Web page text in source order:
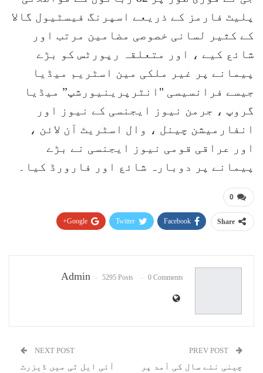
پلیٹ فارمز کے ذریعے اسپرنگ فیسٹیول گالا
کے کثیر لسانی خصوصی مضامین مرتب اور
شائع کیے ، اور متعلقہ رپورٹس کو بڑے
پیمانے پر غیر ملکی مین اسٹریم میڈیا
جیسے فرانسیسی "انٹرپرینیورشپ” میڈیا
گروپ ، جرمن نیوز ایجنسی کے نیوز اور
انفارمیشن چینل ، وال اسٹریٹ آن لائن ،
اور عراقی قومی نیوز ایجنسی نے بڑے
پیمانے پر دوبارہ شائع اور فارورڈ کیا۔
0
Share
Facebook
Twitter
Google+
Admin 5295 Posts 0 Comments
چینی نئے سال کی آمد پر
NEXT POST
آئی ایل ٹی میں ڈیزرٹ